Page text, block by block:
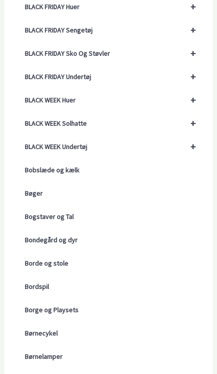
+
BLACK FRIDAY Huer
+
BLACK FRIDAY Sengetøj
+
BLACK FRIDAY Sko Og Støvler
+
BLACK FRIDAY Undertøj
+
BLACK WEEK Huer
+
BLACK WEEK Solhatte
+
BLACK WEEK Undertøj
Bobslæde og kælk
Bøger
Bogstaver og Tal
Bondegård og dyr
Borde og stole
Bordspil
Borge og Playsets
Børnecykel
Børnelamper